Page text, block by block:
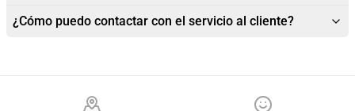
¿Cómo puedo contactar con el servicio al cliente?